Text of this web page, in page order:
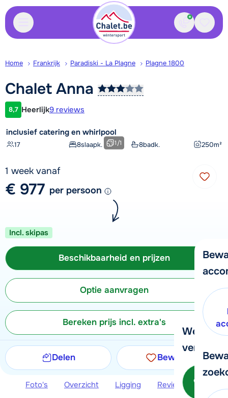
Contact
We
verder!
Home Frankrijk Paradiski - La Plagne Plagne 1800
Chalet Anna
Klantwaardering
8,7 Heerlijk9 reviews
inclusief catering en whirlpool
17 8slaapk. 8badk. 250m²
1/1
1 week vanaf
€ 977 per persoon
Incl. skipas
Beschikbaarheid en prijzen
Optie aanvragen
Bereken prijs incl. extra's
Delen Bewaren
Foto's Overzicht Ligging Reviews